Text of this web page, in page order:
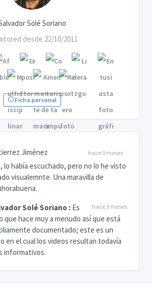
Solé Soriano
desde 22/10/2011
Ficha personal
hace 3 meses
Jiménez
lo había escuchado, pero no lo he visto
visualemnte. Una maravilla de
Solé Soriano : hace 3 meses
Es
que hace muy a menudo así que está
documentado; este es un
en el cual los videos resultan todavía
informativos.